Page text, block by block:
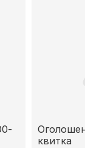
квитка